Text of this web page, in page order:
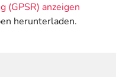
(GPSR) anzeigen
herunterladen.